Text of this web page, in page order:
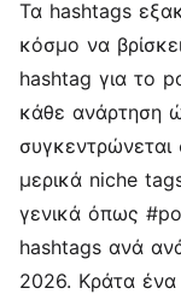
Τα hashtags
κόσμο να
hashtag για το
κάθε ανάρτηση
μερικά niche
γενικά όπως
hashtags ανά
2026. Κράτα ένα